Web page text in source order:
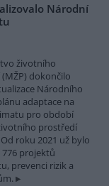
Národní
životního
dokončilo
Národního
adaptace na
pro období
prostředí
roku 2021 už bylo
projektů
prevenci rizik a